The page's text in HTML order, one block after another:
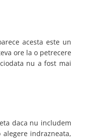
acesta este un
ore la o petrecere
nu a fost mai
daca nu includem
indrazneata,